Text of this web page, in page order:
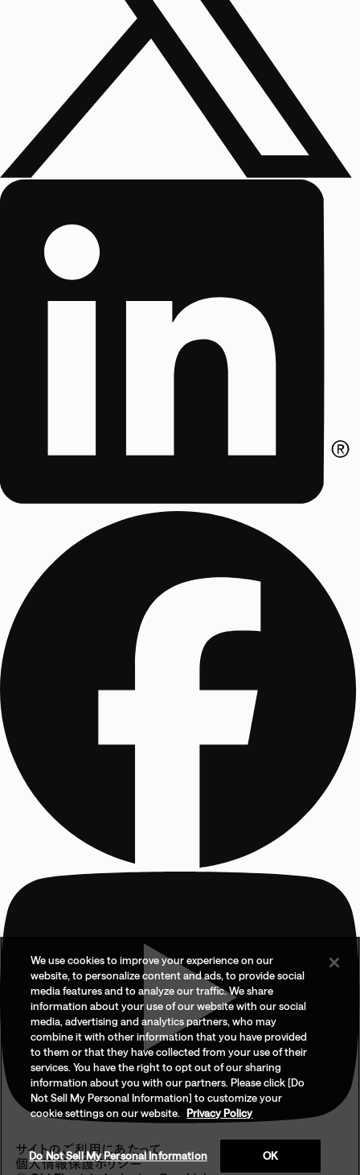
サイトのご利用にあたって
個人情報保護ポリシー
We use cookies to improve your experience on our
website, to personalize content and ads, to provide social
media features and to analyze our traffic. We share
information about your use of our website with our social
media, advertising and analytics partners, who may
combine it with other information that you have provided
to them or that they have collected from your use of their
services. You have the right to opt out of our sharing
information about you with our partners. Please click [Do
Not Sell My Personal Information] to customize your
cookie settings on our website.
Privacy Policy
Do Not Sell My Personal Information OK